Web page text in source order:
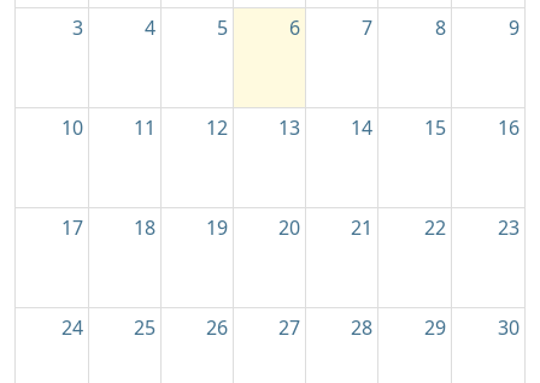
3 4 5 6 7 8 9
10 11 12 13 14 15 16
17 18 19 20 21 22 23
24 25 26 27 28 29 30